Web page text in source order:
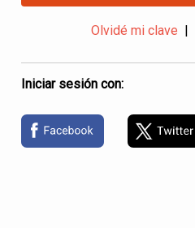
Olvidé mi clave
Iniciar sesión con: